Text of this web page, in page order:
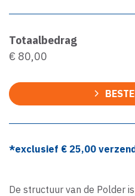
Totaalbedrag
€ 80,00
*exclusief € 25,00
De structuur van de Polder